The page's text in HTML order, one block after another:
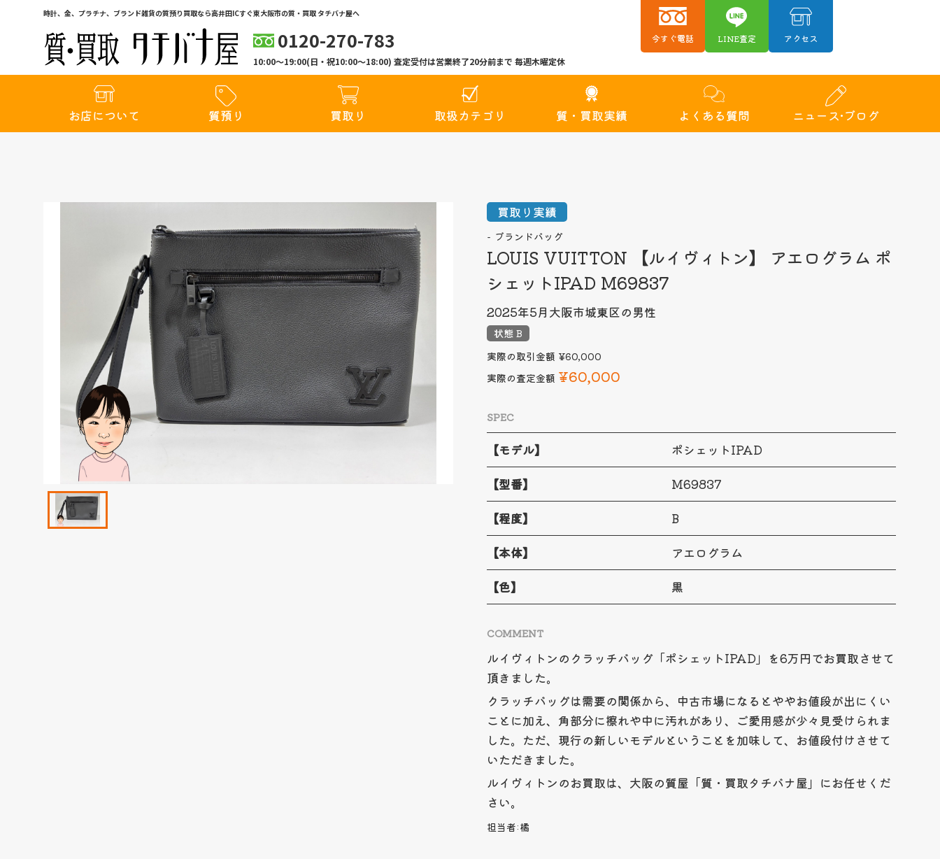
時計、金、プラチナ、ブランド雑貨の質預り買取なら高井田ICすぐ東大阪市の質・買取 タチバナ屋へ
0120-270-783
10:00〜19:00(日・祝10:00〜18:00) 査定受付は営業終了20分前まで 毎週木曜定休
今すぐ電話 LINE査定 アクセス
お店について 質預り 買取り 取扱カテゴリ 質・買取実績 よくある質問 ニュース•ブログ
買取り実績
ブランドバッグ
LOUIS VUITTON 【ルイヴィトン】 アエログラム ポ
シェットIPAD M69837
2025年5月 大阪市城東区の男性
状態 B
実際の取引金額 ¥60,000
実際の査定金額 ¥60,000
SPEC
【モデル】
ポシェットIPAD
【型番】
M69837
【程度】
B
【本体】
アエログラム
【色】
黒
COMMENT
ルイヴィトンのクラッチバッグ「ポシェットIPAD」を6万円でお買取させて
頂きました。
クラッチバッグは需要の関係から、中古市場になるとややお値段が出にくい
ことに加え、角部分に擦れや中に汚れがあり、ご愛用感が少々見受けられま
した。ただ、現行の新しいモデルということを加味して、お値段付けさせて
いただきました。
ルイヴィトンのお買取は、大阪の質屋「質・買取タチバナ屋」にお任せくだ
さい。
担当者:橘